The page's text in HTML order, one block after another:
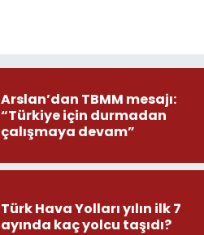
Arslan’dan TBMM mesajı:
“Türkiye için durmadan
çalışmaya devam”
Türk Hava Yolları yılın ilk 7
ayında kaç yolcu taşıdı?